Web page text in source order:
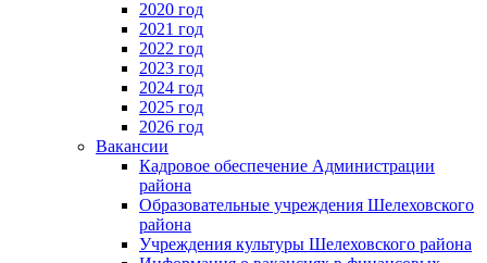
2020 год
2021 год
2022 год
2023 год
2024 год
2025 год
2026 год
Вакансии
Кадровое обеспечение Администрации
района
Образовательные учреждения Шелеховского
района
Учреждения культуры Шелеховского района